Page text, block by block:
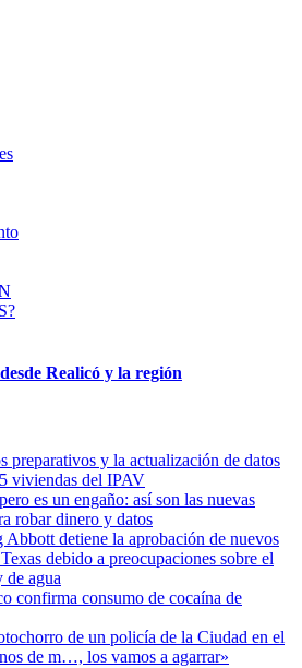
preparativos y la actualización de datos
viviendas del IPAV
es un engaño: así son las nuevas
robar dinero y datos
detiene la aprobación de nuevos
debido a preocupaciones sobre el
de agua
confirma consumo de cocaína de
de un policía de la Ciudad en el
de m…, los vamos a agarrar»